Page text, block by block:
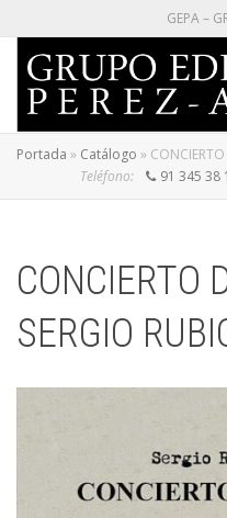
GEPA –
Portada » Catálogo »
Teléfono:
91 345
CONCIERTO
SERGIO